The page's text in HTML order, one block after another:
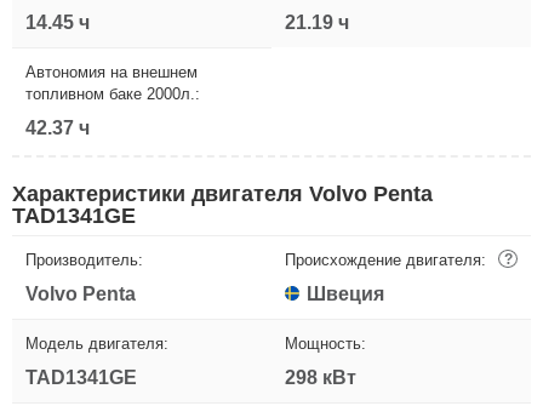
14.45 ч 21.19 ч
Автономия на внешнем
топливном баке 2000л.:
42.37 ч
Характеристики двигателя Volvo Penta
TAD1341GE
Производитель:
Volvo Penta
Происхождение двигателя: ?
Швеция
Модель двигателя:
TAD1341GE
Мощность:
298 кВт